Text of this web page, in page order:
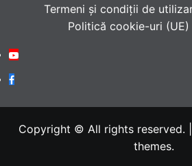
Termeni și condiții de
Politică cookie-uri (UE)
Youtube
Facebook
Copyright © All rights reserved.
themes.